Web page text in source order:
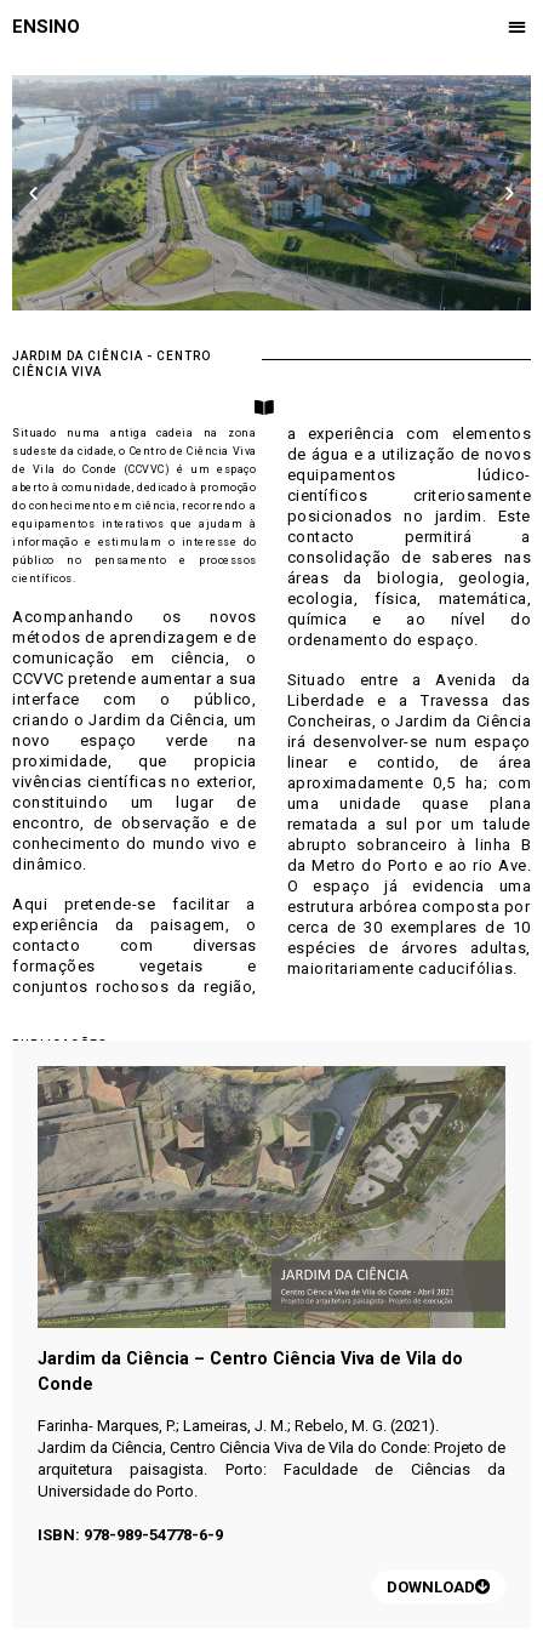
content
ENSINO
Previous Next
JARDIM DA CIÊNCIA - CENTRO
CIÊNCIA VIVA
B
o
Situado numa antiga cadeia na zona
sudeste da cidade, o Centro de Ciência Viva
de Vila do Conde (CCVVC) é um espaço
aberto à comunidade, dedicado à promoção
do conhecimento em ciência, recorrendo a
equipamentos interativos que ajudam à
informação e estimulam o interesse do
público no pensamento e processos
científicos.
Acompanhando os novos
métodos de aprendizagem e de
comunicação em ciência, o
CCVVC pretende aumentar a sua
interface com o público,
criando o Jardim da Ciência, um
novo espaço verde na
proximidade, que propicia
vivências científicas no exterior,
constituindo um lugar de
encontro, de observação e de
conhecimento do mundo vivo e
dinâmico.
Aqui pretende-se facilitar a
experiência da paisagem, o
contacto com diversas
formações vegetais e
conjuntos rochosos da região,
a experiência com elementos
de água e a utilização de novos
equipamentos lúdico-
científicos criteriosamente
posicionados no jardim. Este
contacto permitirá a
consolidação de saberes nas
áreas da biologia, geologia,
ecologia, física, matemática,
química e ao nível do
ordenamento do espaço.
Situado entre a Avenida da
Liberdade e a Travessa das
Concheiras, o Jardim da Ciência
irá desenvolver-se num espaço
linear e contido, de área
aproximadamente 0,5 ha; com
uma unidade quase plana
rematada a sul por um talude
abrupto sobranceiro à linha B
da Metro do Porto e ao rio Ave.
O espaço já evidencia uma
estrutura arbórea composta por
cerca de 30 exemplares de 10
espécies de árvores adultas,
maioritariamente caducifólias.
PUBLICAÇÕES​
Jardim da Ciência – Centro Ciência Viva de Vila do
Conde
Farinha- Marques, P.; Lameiras, J. M.; Rebelo, M. G. (2021).
Jardim da Ciência, Centro Ciência Viva de Vila do Conde: Projeto de
arquitetura paisagista. Porto: Faculdade de Ciências da
Universidade do Porto.
ISBN: 978-989-54778-6-9
DOWNLOAD